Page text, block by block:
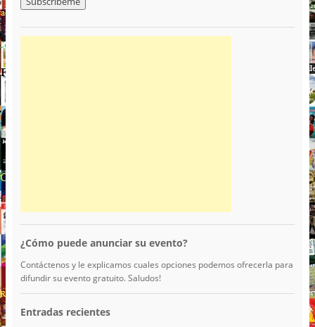
¿Cómo puede anunciar su evento?
Contáctenos y le explicamos cuales opciones podemos ofrecerla para
difundir su evento gratuito. Saludos!
Entradas recientes